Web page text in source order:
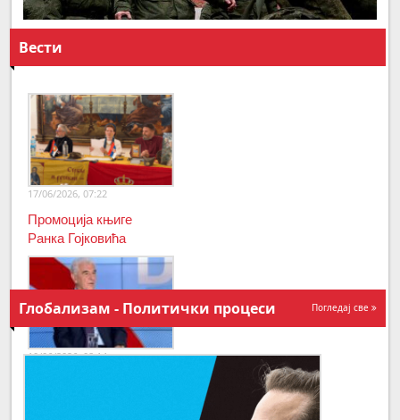
Вести
17/06/2026, 07:22
Промоција књиге
Ранка Гојковића
10/06/2026, 08:14
Глобализам - Политички процеси Погледај све